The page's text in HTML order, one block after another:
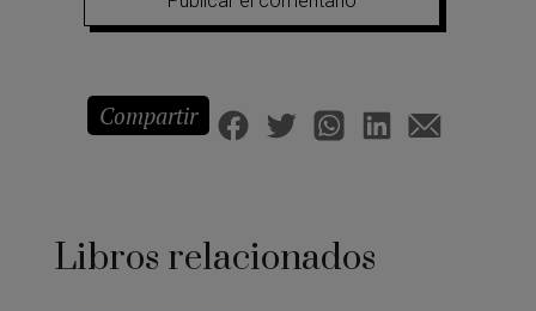
Compartir
Libros relacionados